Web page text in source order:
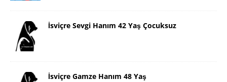
İsviçre Sevgi Hanım 42 Yaş Çocuksuz
İsviçre Gamze Hanım 48 Yaş